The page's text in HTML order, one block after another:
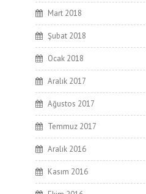
Mart 2018
Şubat 2018
Ocak 2018
Aralık 2017
Ağustos 2017
Temmuz 2017
Aralık 2016
Kasım 2016